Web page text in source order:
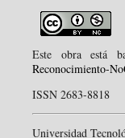
Este obra está
Reconocimiento-
ISSN 2683-8818
Universidad